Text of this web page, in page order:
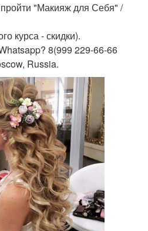
"Макияж для Себя" /
курса - скидки).
8(999 229-66-66
Russia.